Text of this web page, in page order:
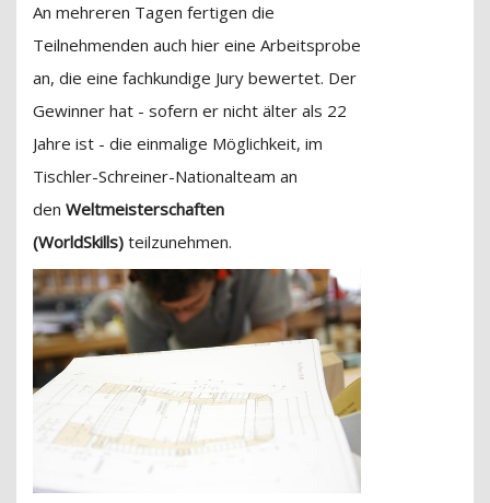
An mehreren Tagen fertigen die
Teilnehmenden auch hier eine Arbeitsprobe
an, die eine fachkundige Jury bewertet. Der
Gewinner hat - sofern er nicht älter als 22
Jahre ist - die einmalige Möglichkeit, im
Tischler-Schreiner-Nationalteam an
den Weltmeisterschaften
(WorldSkills) teilzunehmen.